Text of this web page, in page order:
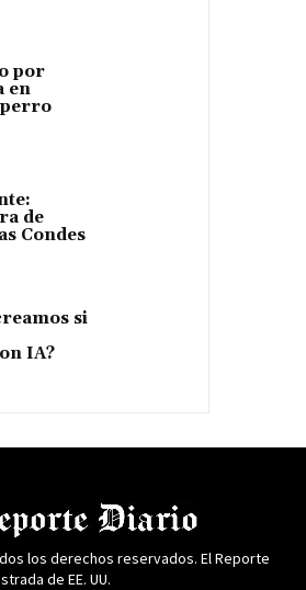
por
en
perro
de
Condes
si
IA?
los derechos reservados. El Reporte
de EE. UU.